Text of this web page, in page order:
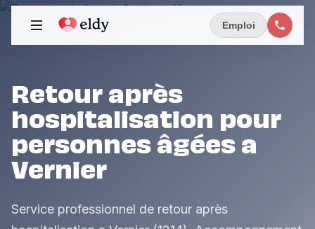
Emploi
Retour après
hospitalisation pour
personnes âgées a
Vernier
Service professionnel de retour après